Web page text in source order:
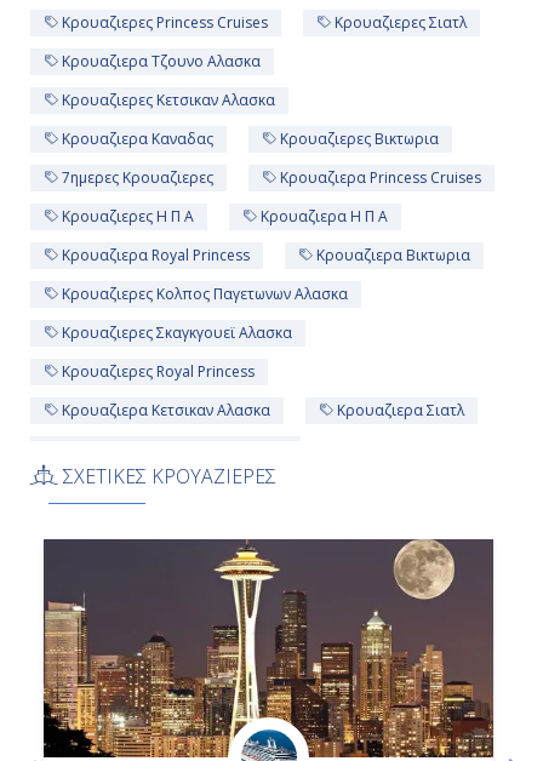
Κρουαζιερες Princess Cruises
Κρουαζιερες Σιατλ
Κρουαζιερα Τζουνο Αλασκα
Κρουαζιερες Κετσικαν Αλασκα
Κρουαζιερα Καναδας
Κρουαζιερες Βικτωρια
7ημερες Κρουαζιερες
Κρουαζιερα Princess Cruises
Κρουαζιερες Η Π Α
Κρουαζιερα Η Π Α
Κρουαζιερα Royal Princess
Κρουαζιερα Βικτωρια
Κρουαζιερες Κολπος Παγετωνων Αλασκα
Κρουαζιερες Σκαγκγουεϊ Αλασκα
Κρουαζιερες Royal Princess
Κρουαζιερα Κετσικαν Αλασκα
Κρουαζιερα Σιατλ
Κρουαζιερα Κολπος Παγετωνων Αλασκα
ΣΧΕΤΙΚΕΣ ΚΡΟΥΑΖΙΕΡΕΣ